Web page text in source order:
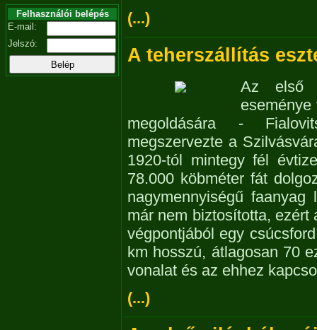
Felhasználói belépés
E-mail:
Jelszó:
(...)
A teherszállítás
Az első
megoldására -
megszervezte a
1920-tól mintegy fél
78.000 köbméter fát
nagymennyiségű
már nem biztosította, ezért
végpontjából egy
km hosszú, átlagosan 70
vonalat és az ehhez
(...)